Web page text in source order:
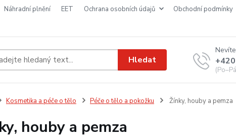
náhradní plnění EET ochrana osobních údajů
obchodní podmínky
Hledat
Kosmetika a péče o tělo Péče o tělo a pokožku Žínky, houby a pemza
houby a pemza